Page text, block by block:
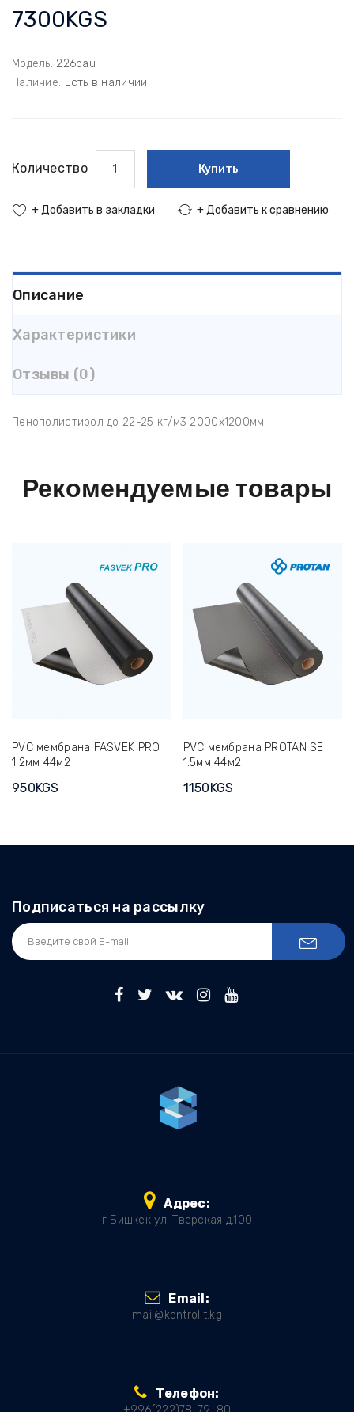
7300KGS
Модель: 226раu
Наличие: Есть в наличии
Количество Купить
+ Добавить в закладки + Добавить к сравнению
Описание
Характеристики
Отзывы (0)
Пенополистирол до 22-25 кг/м3 2000x1200мм
Рекомендуемые товары
PVC мембрана FASVEK PRO
1.2мм 44м2
950KGS
PVC мембрана PROTAN SE
1.5мм 44м2
1150KGS
Подписаться на рассылку
Адрес:
г Бишкек ул. Тверская д.100
Email:
mail@kontrolit.kg
Телефон: